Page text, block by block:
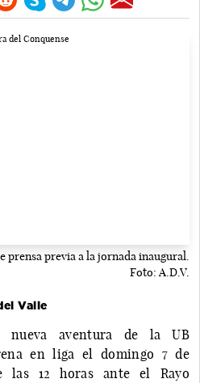
prensa previa a la jornada inaugural.
Foto: A.D.V.
Valle
nueva aventura de la UB
en liga el domingo 7 de
las 12 horas ante el Rayo